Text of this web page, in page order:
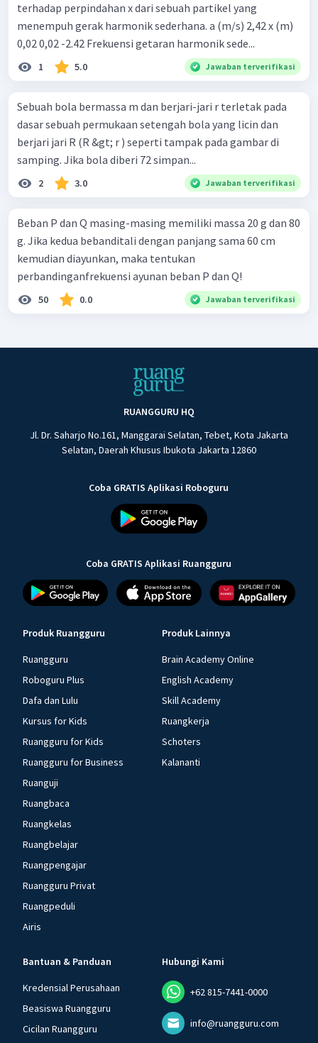
terhadap perpindahan x dari sebuah partikel yang
menempuh gerak harmonik sederhana. a (m/s) 2,42 x (m)
0,02 0,02 -2.42 Frekuensi getaran harmonik sede...
1 5.0 Jawaban terverifikasi
Sebuah bola bermassa m dan berjari-jari r terletak pada
dasar sebuah permukaan setengah bola yang licin dan
berjari jari R (R &gt; r ) seperti tampak pada gambar di
samping. Jika bola diberi 72 simpan...
2 3.0 Jawaban terverifikasi
Beban P dan Q masing-masing memiliki massa 20 g dan 80
g. Jika kedua bebanditali dengan panjang sama 60 cm
kemudian diayunkan, maka tentukan
perbandinganfrekuensi ayunan beban P dan Q!
50 0.0 Jawaban terverifikasi
RUANGGURU HQ
Jl. Dr. Saharjo No.161, Manggarai Selatan, Tebet, Kota Jakarta
Selatan, Daerah Khusus Ibukota Jakarta 12860
Coba GRATIS Aplikasi Roboguru
Coba GRATIS Aplikasi Ruangguru
Produk Ruangguru
Ruangguru
Roboguru Plus
Dafa dan Lulu
Kursus for Kids
Ruangguru for Kids
Ruangguru for Business
Ruanguji
Ruangbaca
Ruangkelas
Ruangbelajar
Ruangpengajar
Ruangguru Privat
Ruangpeduli
Airis
Produk Lainnya
Brain Academy Online
English Academy
Skill Academy
Ruangkerja
Schoters
Kalananti
Bantuan & Panduan
Kredensial Perusahaan
Beasiswa Ruangguru
Cicilan Ruangguru
Hubungi Kami
+62 815-7441-0000
info@ruangguru.com